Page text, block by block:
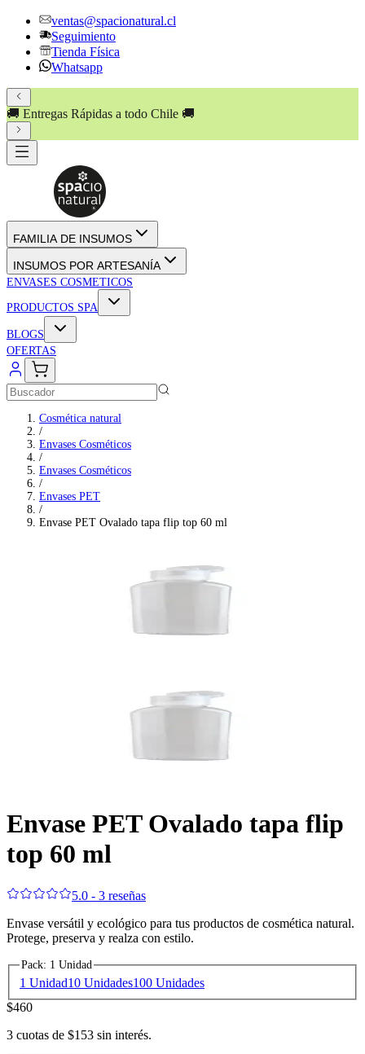
ventas@spacionatural.cl
Seguimiento
Tienda Física
Whatsapp
🚚 Entregas Rápidas a todo Chile 🚚
FAMILIA DE INSUMOS
INSUMOS POR ARTESANÍA
ENVASES COSMETICOS
PRODUCTOS SPA
BLOGS
OFERTAS
Cosmética natural
/
Envases Cosméticos
/
Envases Cosméticos
/
Envases PET
/
Envase PET Ovalado tapa flip top 60 ml
Envase PET Ovalado tapa flip
top 60 ml
5.0 - 3 reseñas
Envase versátil y ecológico para tus productos de cosmética natural.
Protege, preserva y realza con estilo.
Pack: 1 Unidad
1 Unidad10 Unidades100 Unidades
$460
3 cuotas de $153 sin interés.